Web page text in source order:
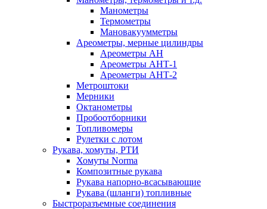
Манометры
Термометры
Мановакуумметры
Ареометры, мерные цилиндры
Ареометры АН
Ареометры АНТ-1
Ареометры АНТ-2
Метроштоки
Мерники
Октанометры
Пробоотборники
Топливомеры
Рулетки с лотом
Рукава, хомуты, РТИ
Хомуты Norma
Композитные рукава
Рукава напорно-всасывающие
Рукава (шланги) топливные
Быстроразъемные соединения